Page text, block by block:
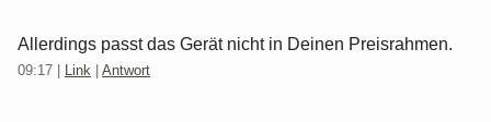
Allerdings passt das Gerät nicht in Deinen Preisrahmen.
09:17 Link Antwort